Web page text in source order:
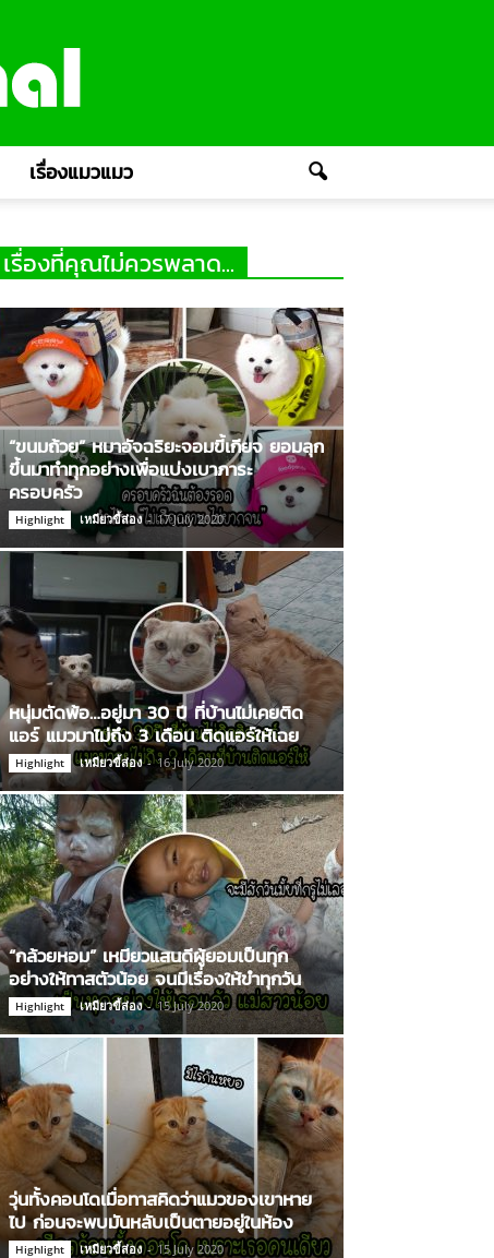
เรื่องแมวแมว
เรื่องที่คุณไม่ควรพลาด...
“ขนมถ้วย” หมาอัจฉริยะจอมขี้เกียจ ยอมลุก
ขึ้นมาทำทุกอย่างเพื่อแบ่งเบาภาระ
ครอบครัว
Highlight เหมียวขี้ส่อง - 17 July 2020
หนุ่มตัดพ้อ…อยู่มา 30 ปี ที่บ้านไม่เคยติด
แอร์ แมวมาไม่ถึง 3 เดือน ติดแอร์ให้เฉย
Highlight เหมียวขี้ส่อง - 16 July 2020
“กล้วยหอม” เหมียวแสนดีผู้ยอมเป็นทุก
อย่างให้ทาสตัวน้อย จนมีเรื่องให้ขำทุกวัน
Highlight เหมียวขี้ส่อง - 15 July 2020
วุ่นทั้งคอนโดเมื่อทาสคิดว่าแมวของเขาหาย
ไป ก่อนจะพบมันหลับเป็นตายอยู่ในห้อง
Highlight เหมียวขี้ส่อง - 15 July 2020